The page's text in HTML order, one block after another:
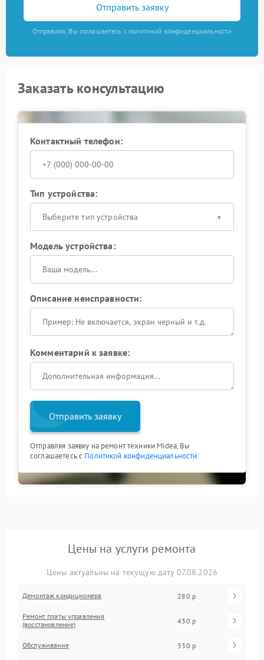
Отправить заявку
Отправляя, Вы соглашаетесь с политикой конфиденциальности
Заказать консультацию
Контактный телефон:
Тип устройства:
Выберите тип устройства
Модель устройства:
Описание неисправности:
Комментарий к заявке:
Отправить заявку
Отправляя заявку на ремонт техники Midea, Вы
соглашаетесь с Политикой конфиденциальности
Цены на услуги ремонта
Цены актуальны на текущую дату 07.08.2026
Демонтаж кондиционера 280 р
Ремонт платы управления
(восстановление)
430 р
Обслуживание 330 р